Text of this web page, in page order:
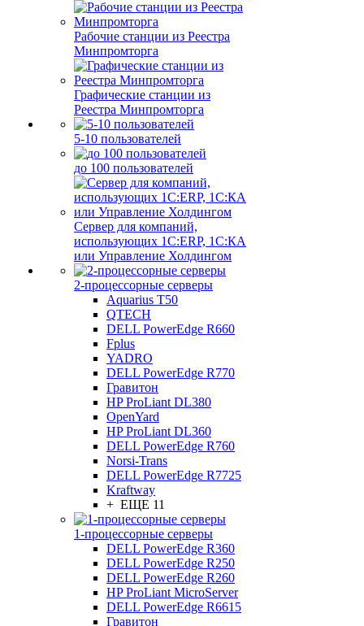
Рабочие станции из Реестра
Минпромторга
Графические станции из
Реестра Минпромторга
5-10 пользователей
до 100 пользователей
Сервер для компаний,
использующих 1C:ERP, 1С:КА
или Управление Холдингом
2-процессорные серверы
Aquarius T50
QTECH
DELL PowerEdge R660
Fplus
YADRO
DELL PowerEdge R770
Гравитон
HP ProLiant DL380
OpenYard
HP ProLiant DL360
DELL PowerEdge R760
Norsi-Trans
DELL PowerEdge R7725
Kraftway
+ ЕЩЕ 11
1-процессорные серверы
DELL PowerEdge R360
DELL PowerEdge R250
DELL PowerEdge R260
HP ProLiant MicroServer
DELL PowerEdge R6615
Гравитон